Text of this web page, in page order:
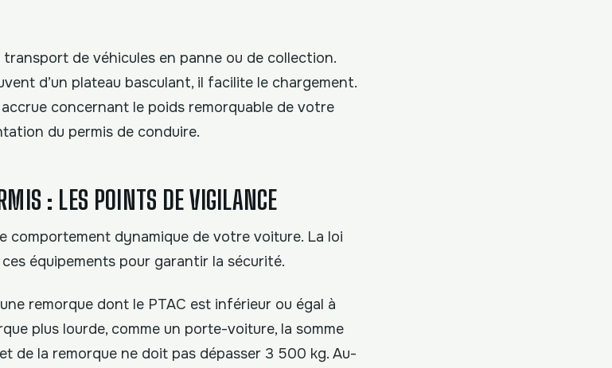
de véhicules en panne ou de collection.
d’un plateau basculant, il facilite le chargement.
concernant le poids remorquable de votre
du permis de conduire.
: LES POINTS DE VIGILANCE
comportement dynamique de votre voiture. La loi
équipements pour garantir la sécurité.
remorque dont le PTAC est inférieur ou égal à
plus lourde, comme un porte-voiture, la somme
de la remorque ne doit pas dépasser 3 500 kg. Au-